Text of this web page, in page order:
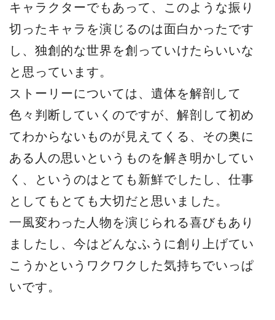
キャラクターでもあって、このような振り
切ったキャラを演じるのは面白かったです
し、独創的な世界を創っていけたらいいな
と思っています。
ストーリーについては、遺体を解剖して
色々判断していくのですが、解剖して初め
てわからないものが見えてくる、その奥に
ある人の思いというものを解き明かしてい
く、というのはとても新鮮でしたし、仕事
としてもとても大切だと思いました。
一風変わった人物を演じられる喜びもあり
ましたし、今はどんなふうに創り上げてい
こうかというワクワクした気持ちでいっぱ
いです。